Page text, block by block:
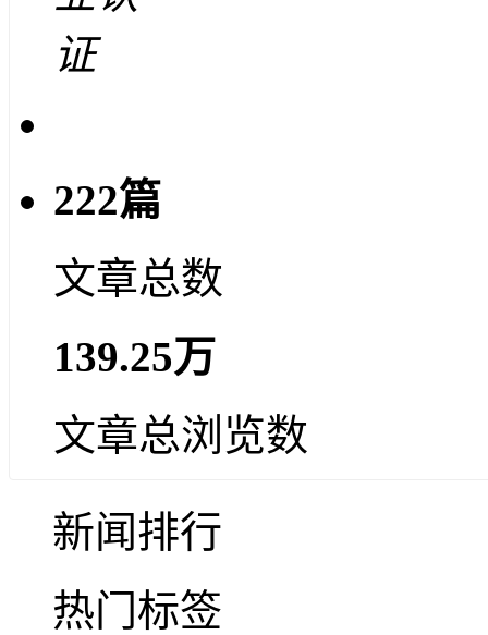
222篇
文章总数
139.25万
文章总浏览数
新闻排行
热门标签